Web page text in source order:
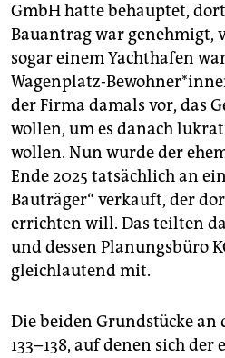
GmbH hatte behauptet,
Bauantrag war genehmigt,
sogar einem Yachthafen
Wagenplatz-
der Firma damals vor, das
wollen, um es danach
wollen. Nun wurde der
Ende 2025 tatsächlich an
Bauträger“ verkauft, der
errichten will. Das teilten
und dessen Planungsbüro
gleichlautend mit.
Die beiden Grundstücke an
133–138, auf denen sich